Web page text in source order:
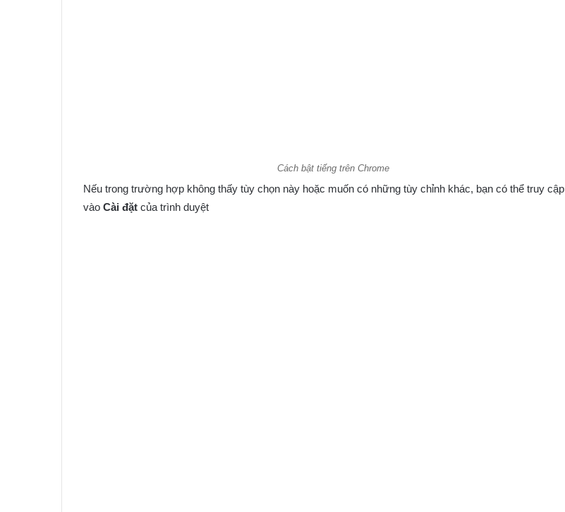
Cách bật tiếng trên Chrome
Nếu trong trường hợp không thấy tùy chọn này hoặc muốn có những tùy chỉnh khác, bạn có thể truy cập
vào Cài đặt của trình duyệt